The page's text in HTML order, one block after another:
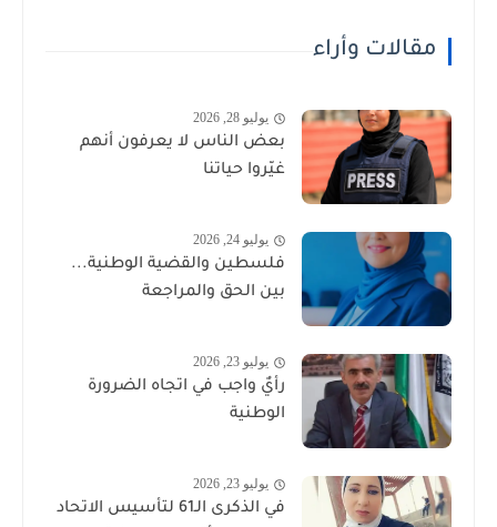
مقالات وأراء
يوليو 28, 2026
بعض الناس لا يعرفون أنهم
غيّروا حياتنا
يوليو 24, 2026
فلسطين والقضية الوطنية...
بين الحق والمراجعة
يوليو 23, 2026
رأيٌ واجب في اتجاه الضرورة
الوطنية
يوليو 23, 2026
في الذكرى الـ61 لتأسيس الاتحاد